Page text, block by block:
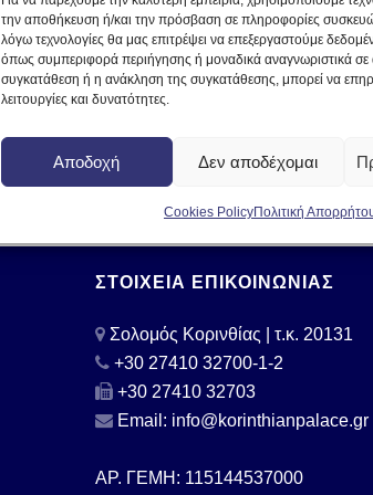
την αποθήκευση ή/και την πρόσβαση σε πληροφορίες
λόγω τεχνολογίες θα μας επιτρέψει να επεξεργαστούμε
όπως συμπεριφορά περιήγησης ή μοναδικά αναγνωριστικά
συγκατάθεση ή η ανάκληση της συγκατάθεσης, μπορεί να
λειτουργίες και δυνατότητες.
Αποδοχή Δεν αποδέχομαι
Cookies PolicyΠολιτική
ΣΤΟΙΧΕΙΑ ΕΠΙΚΟΙΝΩΝΙΑΣ
Σολομός Κορινθίας | τ.κ. 20131
+30 27410 32700-1-2
+30 27410 32703
Email: info@korinthianpalace.gr
ΑΡ. ΓΕΜΗ: 115144537000